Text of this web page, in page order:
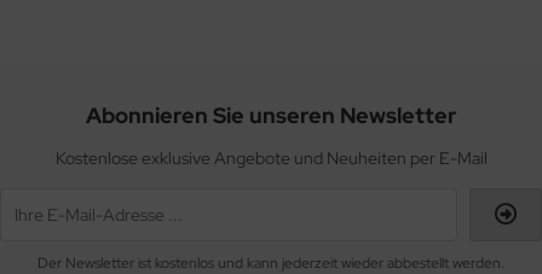
Abonnieren Sie unseren Newsletter
Kostenlose exklusive Angebote und Neuheiten per E-Mail
Der Newsletter ist kostenlos und kann jederzeit wieder abbestellt werden.